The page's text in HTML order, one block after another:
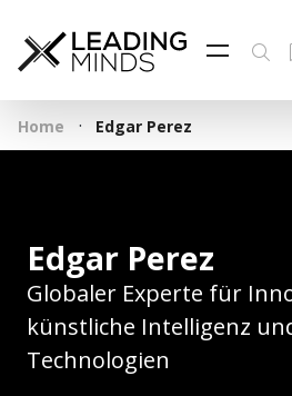
Feed &
Reading
Wer wir
Home · Edgar Perez
Edgar Perez
Globaler Experte für
künstliche Intelligenz
Technologien